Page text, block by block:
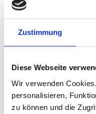
Zustimmung
Diese Webseite
Wir verwenden
personalisieren,
zu können und die
Vorherige
Voices from the
climate